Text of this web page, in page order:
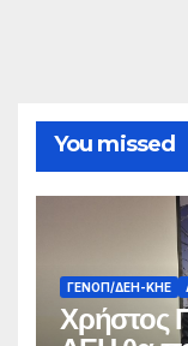
You missed
ΓΕΝΟΠ/ΔΕΗ-ΚΗΕ
Χρήστος